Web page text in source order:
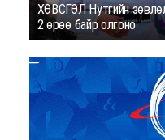
ХӨВСГӨЛ Нутгийн
2 өрөө байр олгоно